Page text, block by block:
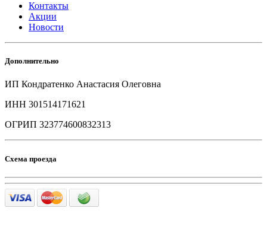
Контакты
Акции
Новости
Дополнительно
ИП Кондратенко Анастасия Олеговна
ИНН 301514171621
ОГРИП 323774600832313
Схема проезда